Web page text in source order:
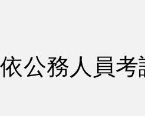
公務人員考